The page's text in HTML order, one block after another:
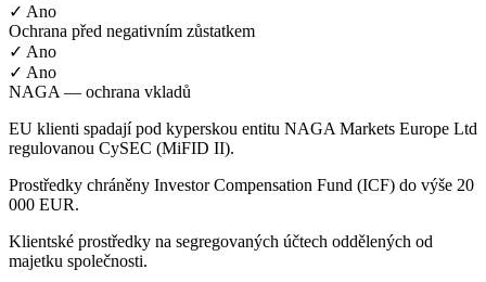
✓ Ano
Ochrana před negativním zůstatkem
✓ Ano
✓ Ano
NAGA — ochrana vkladů
EU klienti spadají pod kyperskou entitu NAGA Markets Europe Ltd
regulovanou CySEC (MiFID II).
Prostředky chráněny Investor Compensation Fund (ICF) do výše 20
000 EUR.
Klientské prostředky na segregovaných účtech oddělených od
majetku společnosti.